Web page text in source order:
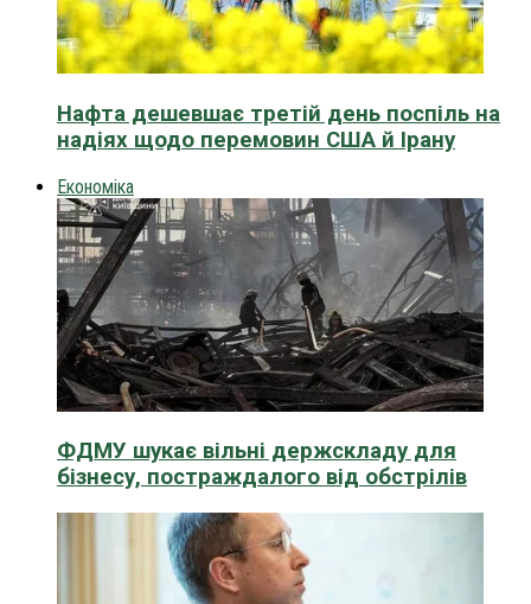
Нафта дешевшає третій день поспіль на
надіях щодо перемовин США й Ірану
Економіка
ФДМУ шукає вільні держскладу для
бізнесу, постраждалого від обстрілів